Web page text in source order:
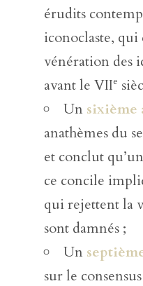
érudits
iconoclaste,
vénération des
avant le VIIe
Un sixième
anathèmes du
et conclut
ce concile
qui rejettent la
sont damnés ;
Un
sur le